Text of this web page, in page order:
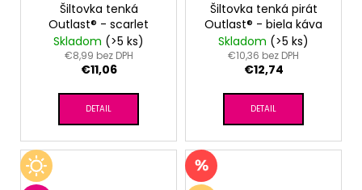
Šiltovka tenká
Outlast® - scarlet
Skladom (>5 ks)
€8,99 bez DPH
€11,06
DETAIL
Šiltovka tenká pirát
Outlast® - biela káva
Skladom (>5 ks)
€10,36 bez DPH
€12,74
DETAIL